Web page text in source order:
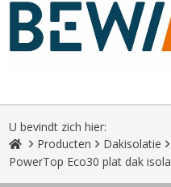
U bevindt zich hier:
Producten
Dakisolatie
PowerTop Eco30 plat dak